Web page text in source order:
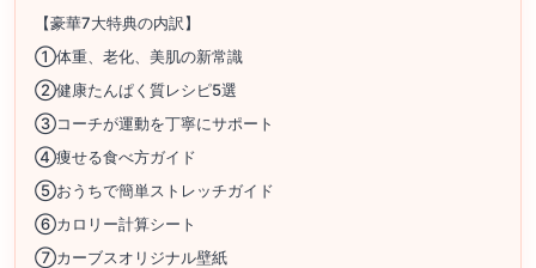
【豪華7大特典の内訳】
①体重、老化、美肌の新常識
②健康たんぱく質レシピ5選
③コーチが運動を丁寧にサポート
④痩せる食べ方ガイド
⑤おうちで簡単ストレッチガイド
⑥カロリー計算シート
⑦カーブスオリジナル壁紙